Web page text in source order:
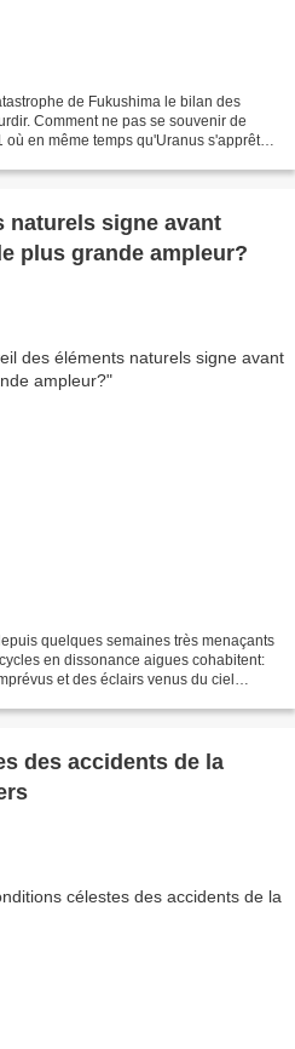
de Fukushima le bilan des
Comment ne pas se souvenir de
en même temps qu'Uranus s'apprêtait
naturels signe avant
plus grande ampleur?
quelques semaines très menaçants
en dissonance aigues cohabitent:
et des éclairs venus du ciel
des accidents de la